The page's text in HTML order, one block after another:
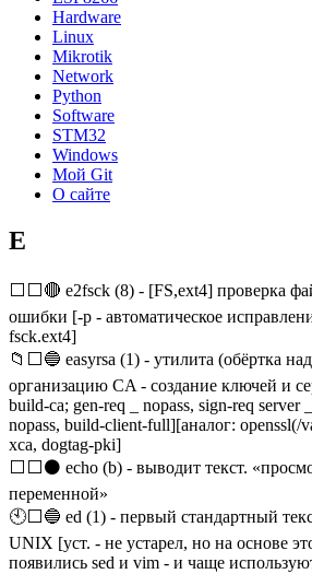
Hardware
Linux
Mikrotik
Network
Python
Software
STM32
Windows
Мой Git
О сайте
E
⬜⬜🔴 e2fsck (8) - [FS,ext4] проверка
ошибки [-p - автоматическое
fsck.ext4]
📁⬜🔵 easyrsa (1) - утилита (обёртка
организацию CA - создание ключей и
build-ca; gen-req _ nopass, sign-req server
nopass, build-client-full][аналог: openssl(/
xca, dogtag-pki]
⬜⬜⚫ echo (b) - выводит текст.
переменной»
🕙⬜🔵 ed (1) - первый стандартный
UNIX [уст. - не устарел, но на основе
появились sed и vim - и чаще